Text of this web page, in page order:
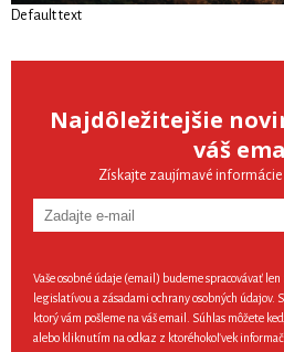
Default text
Najdôležitejšie
váš
Získajte zaujímavé
Vaše osobné údaje (email) budeme spracovávať
legislatívou a zásadami ochrany osobných
ktorý vám pošleme na váš email. Súhlas môžete
alebo kliknutím na odkaz z ktoréhokoľvek